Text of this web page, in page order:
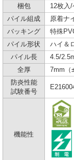
梱包
12枚入
パイル組成
原着ナ
バッキング
特殊
パイル形状
ハイ＆
パイル長
4.5/
全厚
7mm（
防炎性能
試験番号
機能性